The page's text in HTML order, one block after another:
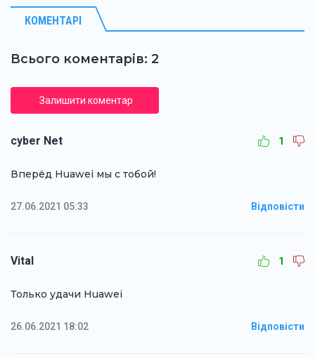
КОМЕНТАРІ
Всього коментарів: 2
Залишити коментар
cyber Net 1
Вперёд Huawei мы с тобой!
27.06.2021 05:33 Відповісти
Vital 1
Только удачи Huawei
26.06.2021 18:02 Відповісти